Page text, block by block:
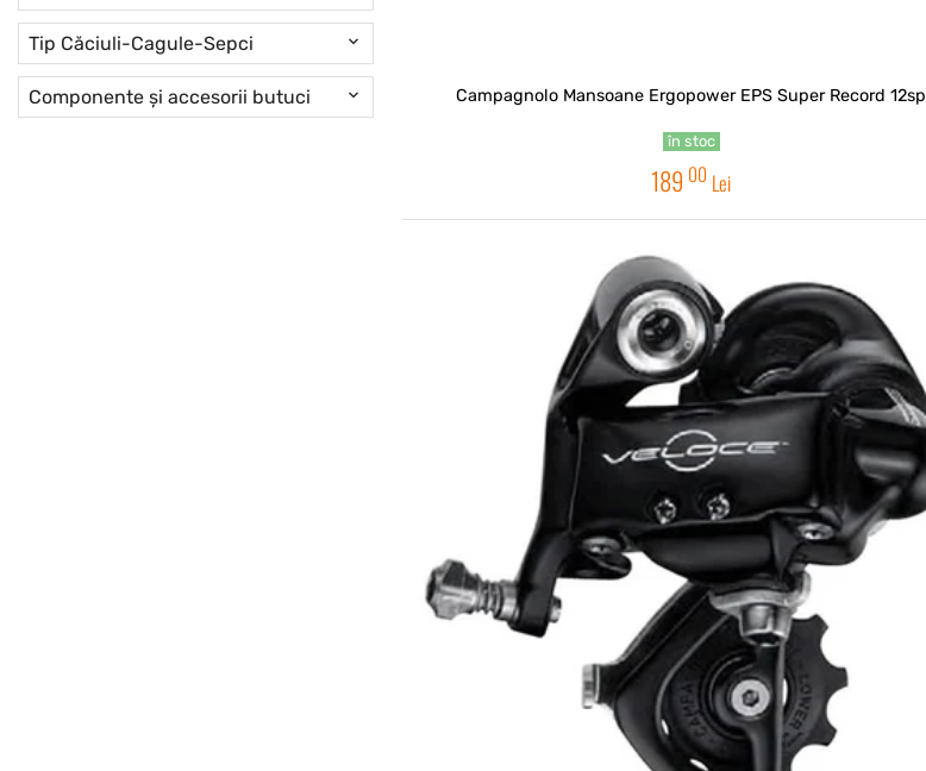
Tip Căciuli-Cagule-Sepci
Componente și accesorii butuci Campagnolo Mansoane Ergopower EPS Super Record 12sp
în stoc
189 00 Lei